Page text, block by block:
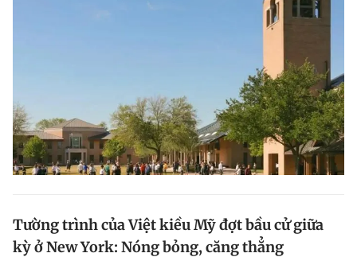
Tường trình của Việt kiều Mỹ đợt bầu cử giữa
kỳ ở New York: Nóng bỏng, căng thẳng